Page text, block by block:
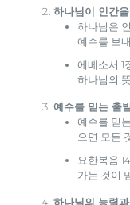
하나님이 인간
하나님은
예수를 보
에베소서 1
하나님의
예수를 믿는 출
예수를 믿
으면 모든
요한복음
가는 것이
하나님의 능력